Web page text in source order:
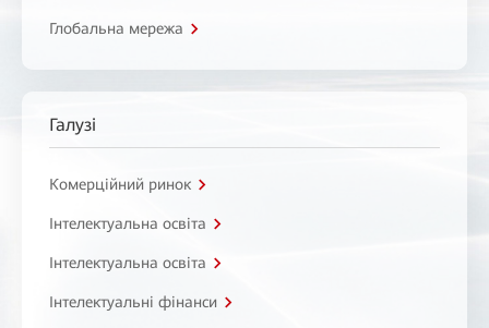
Глобальна мережа
Галузі
Комерційний ринок
Інтелектуальна освіта
Інтелектуальна освіта
Інтелектуальні фінанси